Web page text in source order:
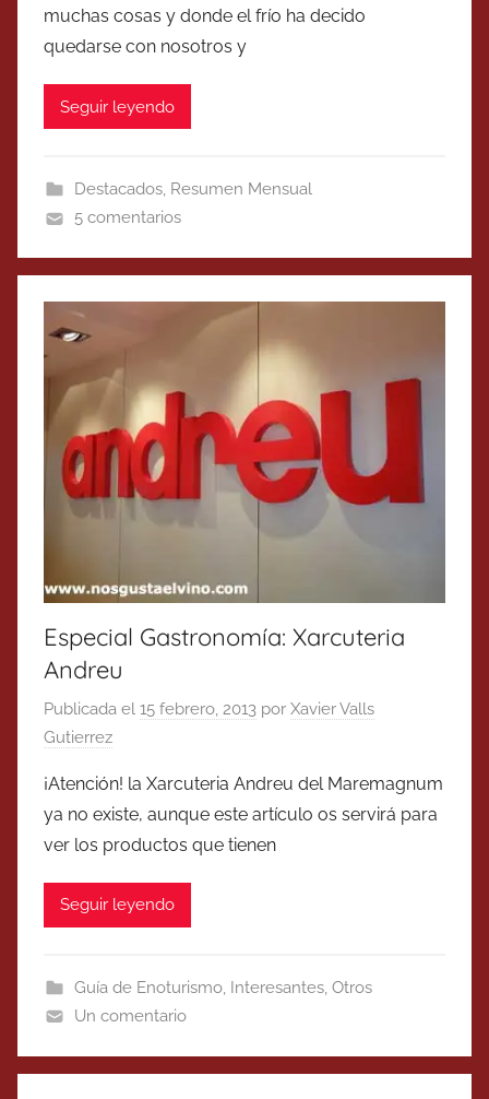
muchas cosas y donde el frío ha decido
quedarse con nosotros y
Seguir leyendo
Destacados, Resumen Mensual
5 comentarios
Especial Gastronomía: Xarcuteria
Andreu
Publicada el 15 febrero, 2013 por Xavier Valls
Gutierrez
¡Atención! la Xarcuteria Andreu del Maremagnum
ya no existe, aunque este artículo os servirá para
ver los productos que tienen
Seguir leyendo
Guía de Enoturismo, Interesantes, Otros
Un comentario